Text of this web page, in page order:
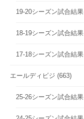
19-20シーズン試合結果
18-19シーズン試合結果
17-18シーズン試合結果
エールディビジ (663)
25-26シーズン試合結果